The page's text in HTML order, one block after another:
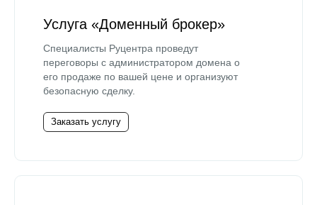
Услуга «Доменный брокер»
Специалисты Руцентра проведут
переговоры с администратором домена о
его продаже по вашей цене и организуют
безопасную сделку.
Заказать услугу